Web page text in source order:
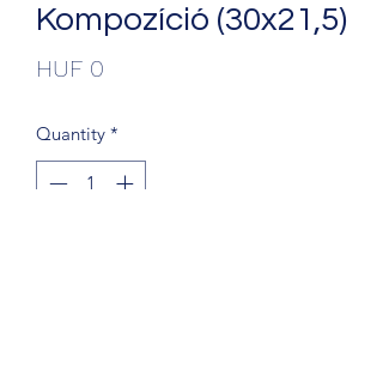
Kompozíció (30x21,5)
HUF 0
Quantity *